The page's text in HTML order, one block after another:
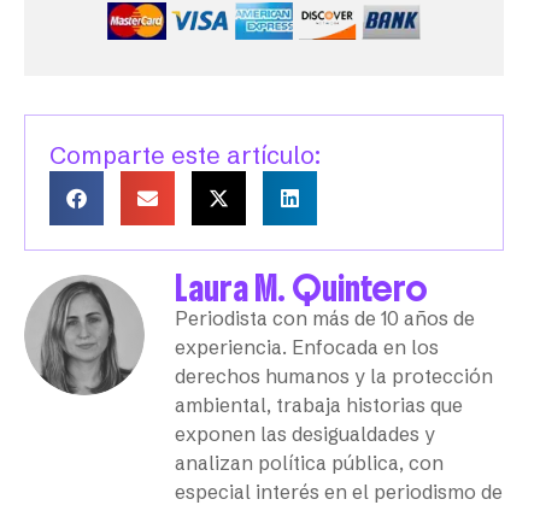
Comparte este artículo:
Laura M. Quintero
Periodista con más de 10 años de
experiencia. Enfocada en los
derechos humanos y la protección
ambiental, trabaja historias que
exponen las desigualdades y
analizan política pública, con
especial interés en el periodismo de